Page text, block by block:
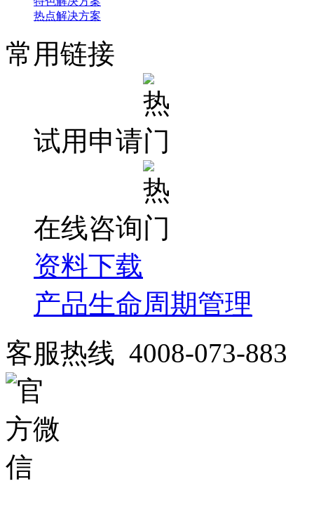
热点解决方案
常用链接
试用申请
在线咨询
资料下载
产品生命周期管理
客服热线 4008-073-883